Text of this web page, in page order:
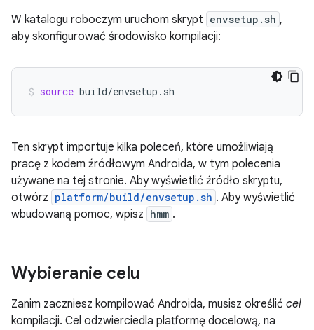
W katalogu roboczym uruchom skrypt envsetup.sh ,
aby skonfigurować środowisko kompilacji:
source build/envsetup.sh
Ten skrypt importuje kilka poleceń, które umożliwiają
pracę z kodem źródłowym Androida, w tym polecenia
używane na tej stronie. Aby wyświetlić źródło skryptu,
otwórz platform/build/envsetup.sh . Aby wyświetlić
wbudowaną pomoc, wpisz hmm .
Wybieranie celu
Zanim zaczniesz kompilować Androida, musisz określić cel
kompilacji. Cel odzwierciedla platformę docelową, na